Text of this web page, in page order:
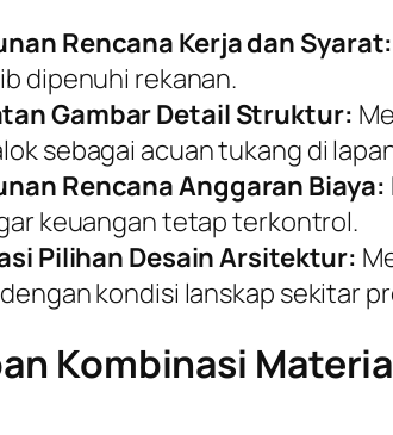
Rencana Kerja dan Syarat:
dipenuhi rekanan.
Gambar Detail Struktur:
sebagai acuan tukang di
Rencana Anggaran Biaya:
keuangan tetap terkontrol.
Pilihan Desain Arsitektur:
kondisi lanskap sekitar
Kombinasi